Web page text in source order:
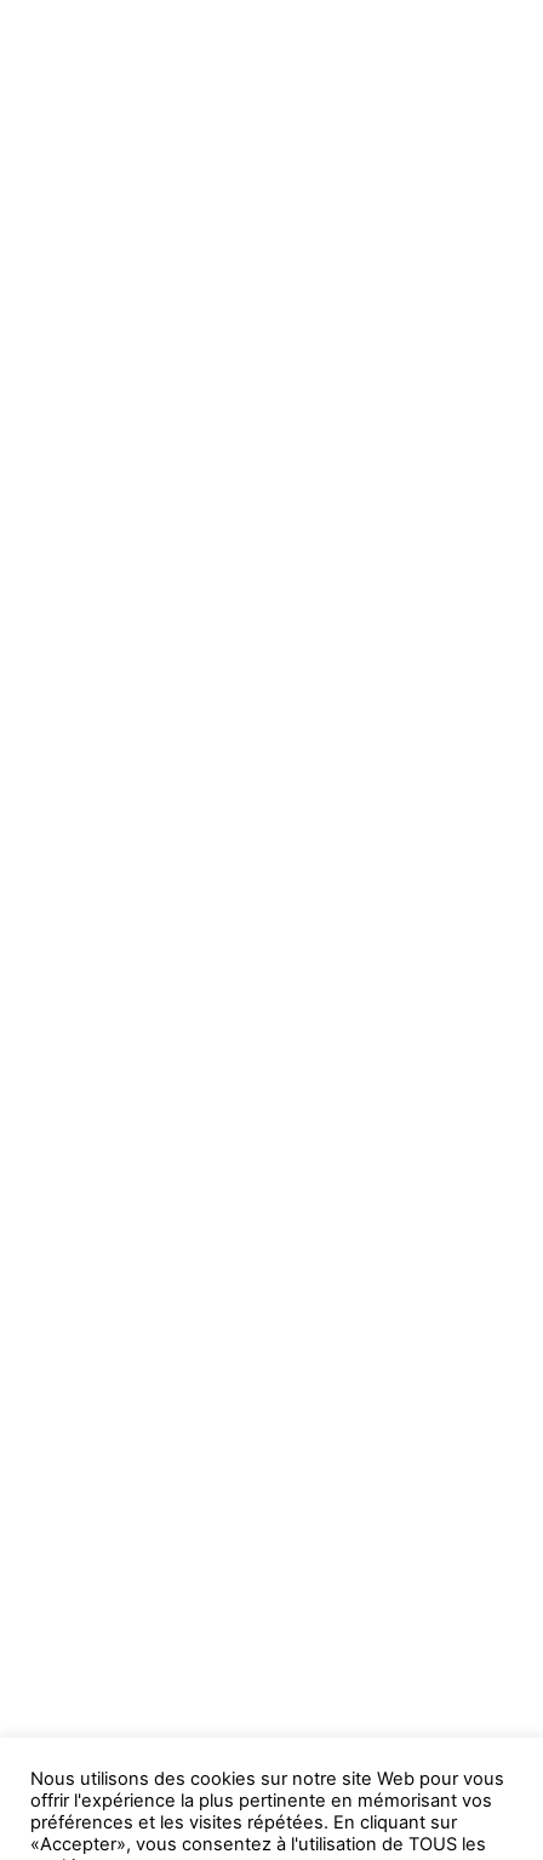
Nous utilisons des cookies sur notre site Web pour vous
offrir l'expérience la plus pertinente en mémorisant vos
préférences et les visites répétées. En cliquant sur
«Accepter», vous consentez à l'utilisation de TOUS les